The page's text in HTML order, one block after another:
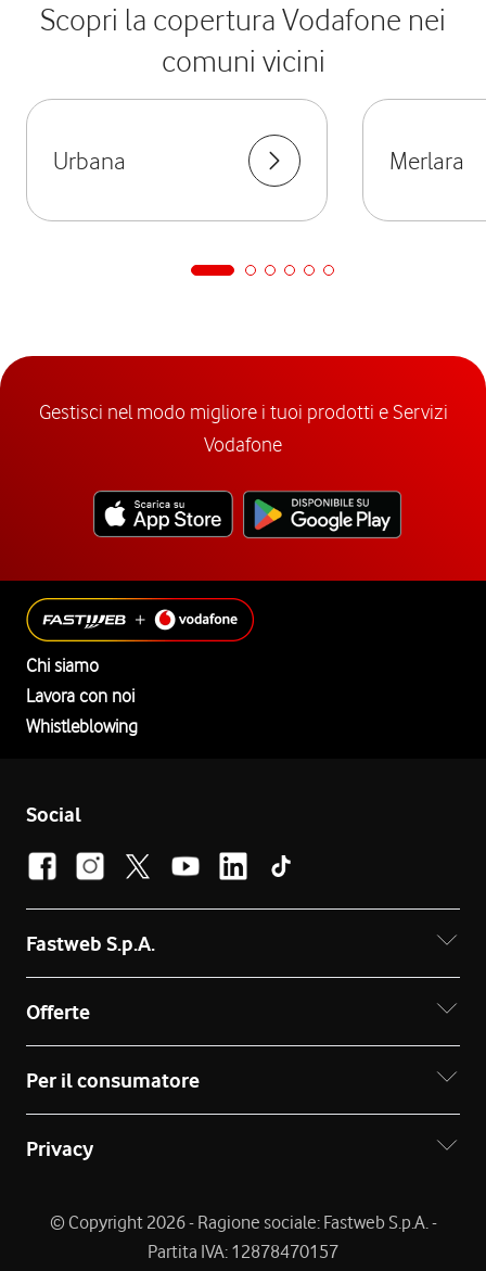
Scopri la copertura Vodafone nei
comuni vicini
Urbana Merlara
Gestisci nel modo migliore i tuoi prodotti e Servizi
Vodafone
Chi siamo
Lavora con noi
Whistleblowing
Social
Fastweb S.p.A.
Offerte
Per il consumatore
Privacy
© Copyright 2026 - Ragione sociale: Fastweb S.p.A. -
Partita IVA: 12878470157